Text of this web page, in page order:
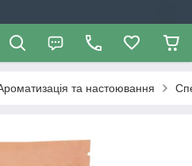
та настоювання